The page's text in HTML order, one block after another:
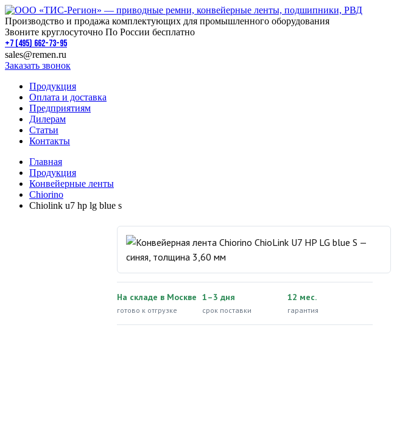
Производство и продажа комплектующих для промышленного оборудования
Звоните круглосуточно По России бесплатно
+7 (495) 662-73-95
sales@remen.ru
Заказать звонок
Продукция
Оплата и доставка
Предприятиям
Дилерам
Статьи
Контакты
Главная
Продукция
Конвейерные ленты
Chiorino
Chiolink u7 hp lg blue s
На складе в Москве
готово к отгрузке
1–3 дня
срок поставки
12 мес.
гарантия